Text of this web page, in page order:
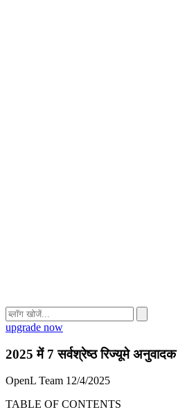
upgrade now
2025 में 7 सर्वश्रेष्ठ रिज्यूमे अनुवादक
OpenL Team 12/4/2025
TABLE OF CONTENTS